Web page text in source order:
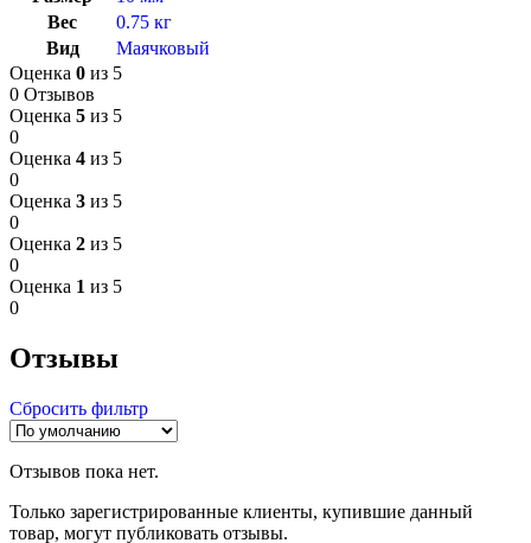
Вес
0.75 кг
Вид
Маячковый
Оценка 0 из 5
0 Отзывов
Оценка 5 из 5
0
Оценка 4 из 5
0
Оценка 3 из 5
0
Оценка 2 из 5
0
Оценка 1 из 5
0
Отзывы
Сбросить фильтр
Отзывов пока нет.
Только зарегистрированные клиенты, купившие данный
товар, могут публиковать отзывы.